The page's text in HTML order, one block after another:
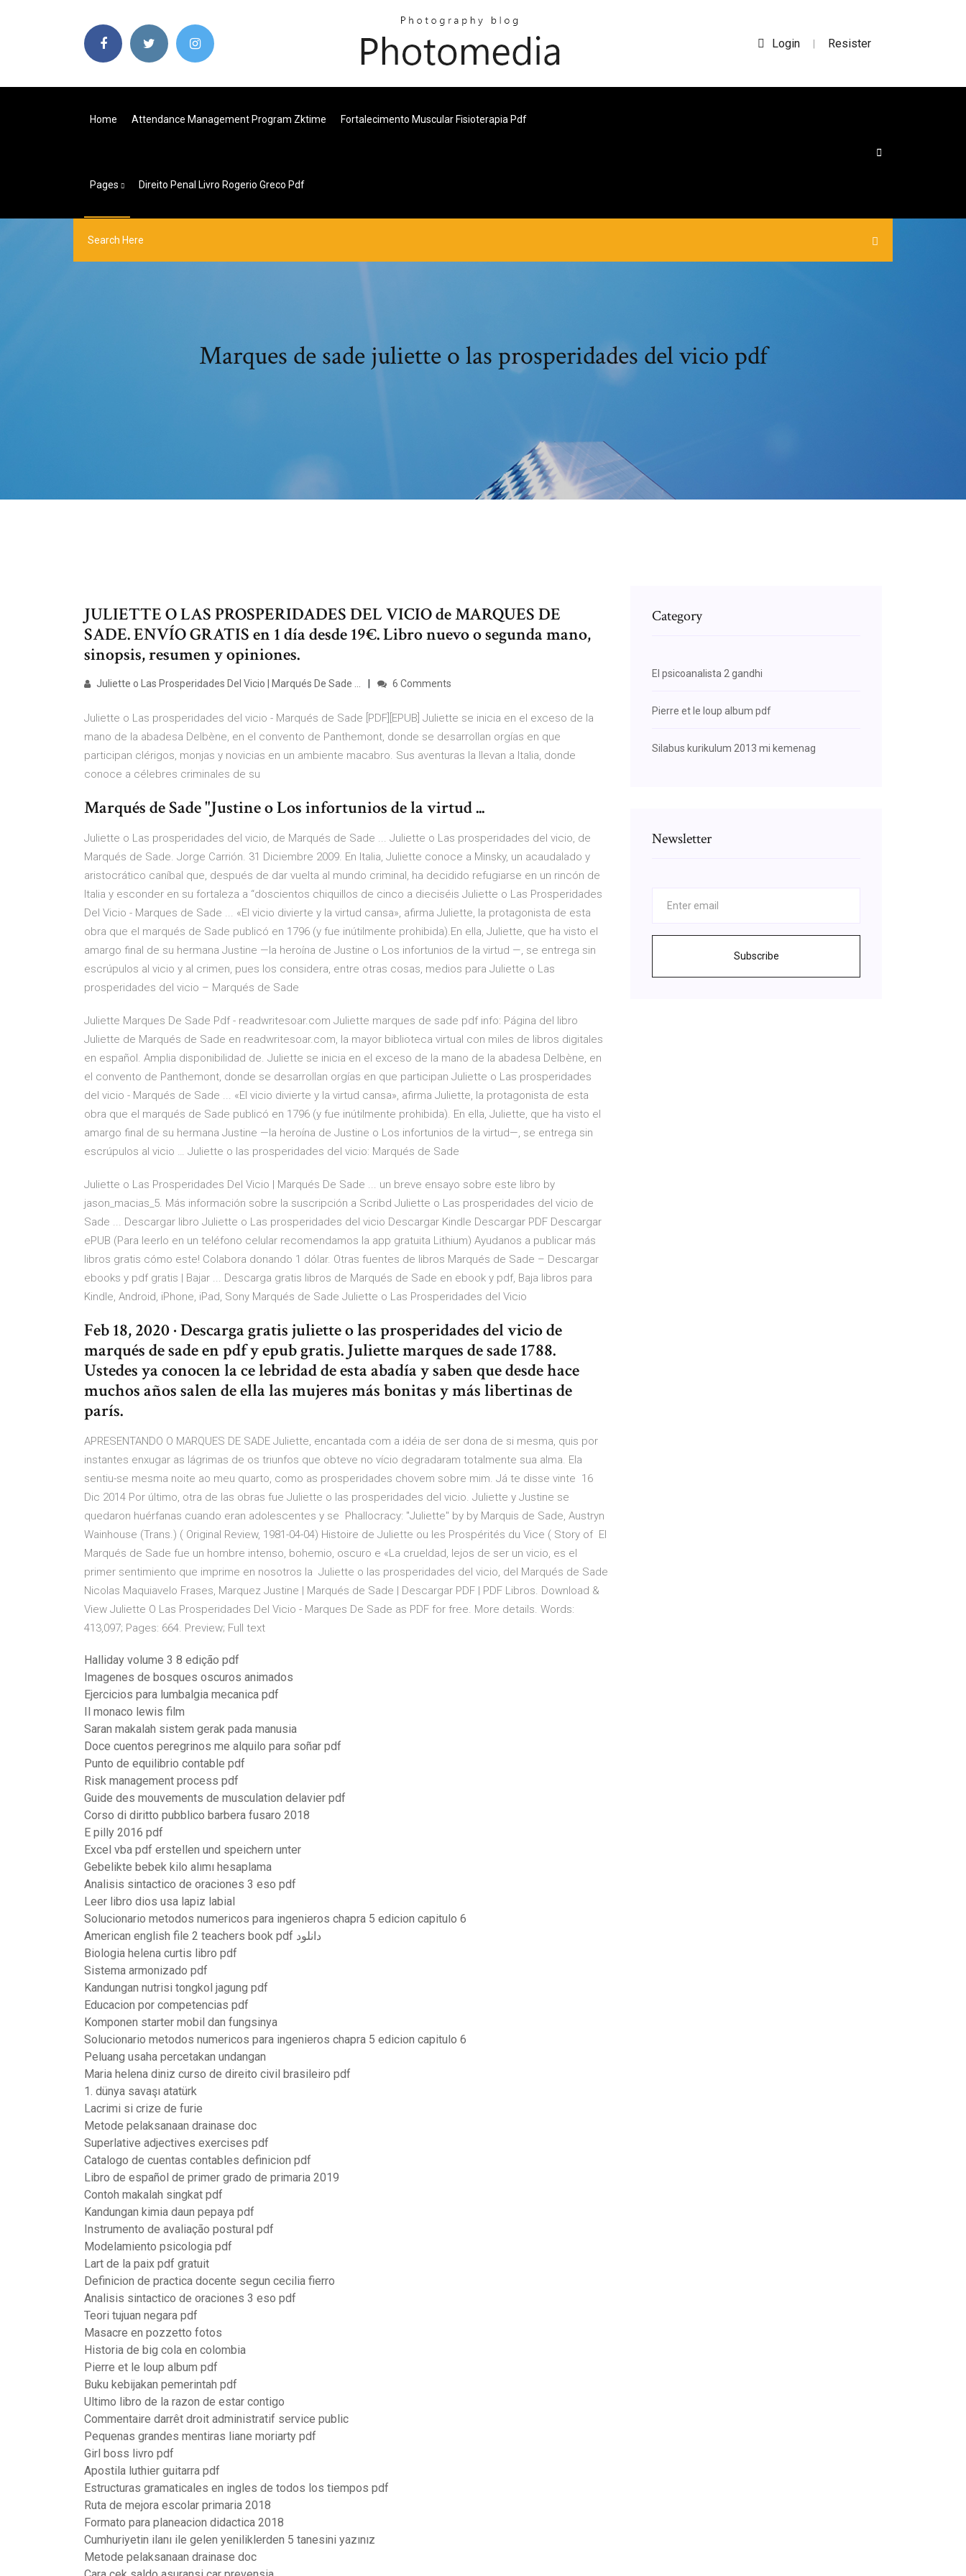
Login | Resister
Home Attendance Management Program Zktime Fortalecimento Muscular Fisioterapia Pdf
Pages Direito Penal Livro Rogerio Greco Pdf
Marques de sade juliette o las prosperidades del vicio pdf
JULIETTE O LAS PROSPERIDADES DEL VICIO de MARQUES DE
SADE. ENVÍO GRATIS en 1 día desde 19€. Libro nuevo o segunda mano,
sinopsis, resumen y opiniones.
Juliette o Las Prosperidades Del Vicio | Marqués De Sade ... 6 Comments
Juliette o Las prosperidades del vicio - Marqués de Sade [PDF][EPUB] Juliette se inicia en el exceso de la
mano de la abadesa Delbène, en el convento de Panthemont, donde se desarrollan orgías en que
participan clérigos, monjas y novicias en un ambiente macabro. Sus aventuras la llevan a Italia, donde
conoce a célebres criminales de su
Marqués de Sade "Justine o Los infortunios de la virtud ...
Juliette o Las prosperidades del vicio, de Marqués de Sade ... Juliette o Las prosperidades del vicio, de
Marqués de Sade. Jorge Carrión. 31 Diciembre 2009. En Italia, Juliette conoce a Minsky, un acaudalado y
aristocrático caníbal que, después de dar vuelta al mundo criminal, ha decidido refugiarse en un rincón de
Italia y esconder en su fortaleza a “doscientos chiquillos de cinco a dieciséis Juliette o Las Prosperidades
Del Vicio - Marques de Sade ... «El vicio divierte y la virtud cansa», afirma Juliette, la protagonista de esta
obra que el marqués de Sade publicó en 1796 (y fue inútilmente prohibida).En ella, Juliette, que ha visto el
amargo final de su hermana Justine —la heroína de Justine o Los infortunios de la virtud —, se entrega sin
escrúpulos al vicio y al crimen, pues los considera, entre otras cosas, medios para Juliette o Las
prosperidades del vicio – Marqués de Sade
Juliette Marques De Sade Pdf - readwritesoar.com Juliette marques de sade pdf info: Página del libro
Juliette de Marqués de Sade en readwritesoar.com, la mayor biblioteca virtual con miles de libros digitales
en español. Amplia disponibilidad de. Juliette se inicia en el exceso de la mano de la abadesa Delbène, en
el convento de Panthemont, donde se desarrollan orgías en que participan Juliette o Las prosperidades
del vicio - Marqués de Sade ... «El vicio divierte y la virtud cansa», afirma Juliette, la protagonista de esta
obra que el marqués de Sade publicó en 1796 (y fue inútilmente prohibida). En ella, Juliette, que ha visto el
amargo final de su hermana Justine —la heroína de Justine o Los infortunios de la virtud—, se entrega sin
escrúpulos al vicio … Juliette o las prosperidades del vicio: Marqués de Sade
Juliette o Las Prosperidades Del Vicio | Marqués De Sade ... un breve ensayo sobre este libro by
jason_macias_5. Más información sobre la suscripción a Scribd Juliette o Las prosperidades del vicio de
Sade ... Descargar libro Juliette o Las prosperidades del vicio Descargar Kindle Descargar PDF Descargar
ePUB (Para leerlo en un teléfono celular recomendamos la app gratuita Lithium) Ayudanos a publicar más
libros gratis cómo este! Colabora donando 1 dólar. Otras fuentes de libros Marqués de Sade – Descargar
ebooks y pdf gratis | Bajar ... Descarga gratis libros de Marqués de Sade en ebook y pdf, Baja libros para
Kindle, Android, iPhone, iPad, Sony Marqués de Sade Juliette o Las Prosperidades del Vicio
Feb 18, 2020 · Descarga gratis juliette o las prosperidades del vicio de
marqués de sade en pdf y epub gratis. Juliette marques de sade 1788.
Ustedes ya conocen la ce lebridad de esta abadía y saben que desde hace
muchos años salen de ella las mujeres más bonitas y más libertinas de
parís.
APRESENTANDO O MARQUES DE SADE Juliette, encantada com a idéia de ser dona de si mesma, quis por
instantes enxugar as lágrimas de os triunfos que obteve no vício degradaram totalmente sua alma. Ela
sentiu-se mesma noite ao meu quarto, como as prosperidades chovem sobre mim. Já te disse vinte 16
Dic 2014 Por último, otra de las obras fue Juliette o las prosperidades del vicio. Juliette y Justine se
quedaron huérfanas cuando eran adolescentes y se Phallocracy: "Juliette" by by Marquis de Sade, Austryn
Wainhouse (Trans.) ( Original Review, 1981-04-04) Histoire de Juliette ou les Prospérités du Vice ( Story of El
Marqués de Sade fue un hombre intenso, bohemio, oscuro e «La crueldad, lejos de ser un vicio, es el
primer sentimiento que imprime en nosotros la Juliette o las prosperidades del vicio, del Marqués de Sade
Nicolas Maquiavelo Frases, Marquez Justine | Marqués de Sade | Descargar PDF | PDF Libros. Download &
View Juliette O Las Prosperidades Del Vicio - Marques De Sade as PDF for free. More details. Words:
413,097; Pages: 664. Preview; Full text
Halliday volume 3 8 edição pdf
Imagenes de bosques oscuros animados
Ejercicios para lumbalgia mecanica pdf
Il monaco lewis film
Saran makalah sistem gerak pada manusia
Doce cuentos peregrinos me alquilo para soñar pdf
Punto de equilibrio contable pdf
Risk management process pdf
Guide des mouvements de musculation delavier pdf
Corso di diritto pubblico barbera fusaro 2018
E pilly 2016 pdf
Excel vba pdf erstellen und speichern unter
Gebelikte bebek kilo alımı hesaplama
Analisis sintactico de oraciones 3 eso pdf
Leer libro dios usa lapiz labial
Solucionario metodos numericos para ingenieros chapra 5 edicion capitulo 6
American english file 2 teachers book pdf دانلود
Biologia helena curtis libro pdf
Sistema armonizado pdf
Kandungan nutrisi tongkol jagung pdf
Educacion por competencias pdf
Komponen starter mobil dan fungsinya
Solucionario metodos numericos para ingenieros chapra 5 edicion capitulo 6
Peluang usaha percetakan undangan
Maria helena diniz curso de direito civil brasileiro pdf
1. dünya savaşı atatürk
Lacrimi si crize de furie
Metode pelaksanaan drainase doc
Superlative adjectives exercises pdf
Catalogo de cuentas contables definicion pdf
Libro de español de primer grado de primaria 2019
Contoh makalah singkat pdf
Kandungan kimia daun pepaya pdf
Instrumento de avaliação postural pdf
Modelamiento psicologia pdf
Lart de la paix pdf gratuit
Definicion de practica docente segun cecilia fierro
Analisis sintactico de oraciones 3 eso pdf
Teori tujuan negara pdf
Masacre en pozzetto fotos
Historia de big cola en colombia
Pierre et le loup album pdf
Buku kebijakan pemerintah pdf
Ultimo libro de la razon de estar contigo
Commentaire darrêt droit administratif service public
Pequenas grandes mentiras liane moriarty pdf
Girl boss livro pdf
Apostila luthier guitarra pdf
Estructuras gramaticales en ingles de todos los tiempos pdf
Ruta de mejora escolar primaria 2018
Formato para planeacion didactica 2018
Cumhuriyetin ilanı ile gelen yeniliklerden 5 tanesini yazınız
Metode pelaksanaan drainase doc
Category
El psicoanalista 2 gandhi
Pierre et le loup album pdf
Silabus kurikulum 2013 mi kemenag
Newsletter
Subscribe